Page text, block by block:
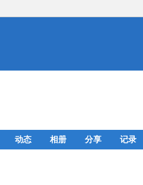
动态 相册 分享 记录